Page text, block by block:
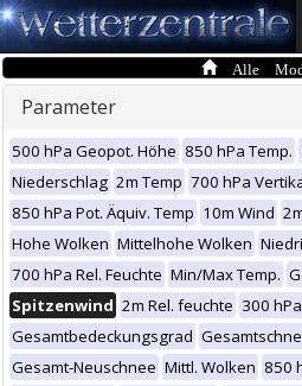
Alle
Parameter
500 hPa Geopot. Höhe 850 hPa Temp.
Niederschlag 2m Temp 700 hPa
850 hPa Pot. Äquiv. Temp 10m Wind
Hohe Wolken Mittelhohe Wolken
700 hPa Rel. Feuchte Min/Max Temp.
Spitzenwind 2m Rel. feuchte 300
Gesamtbedeckungsgrad
Gesamt-Neuschnee Mittl. Wolken 850